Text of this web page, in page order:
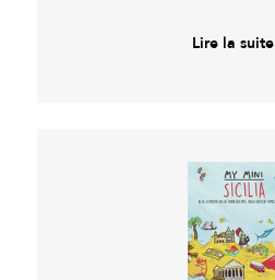
Lire la suite